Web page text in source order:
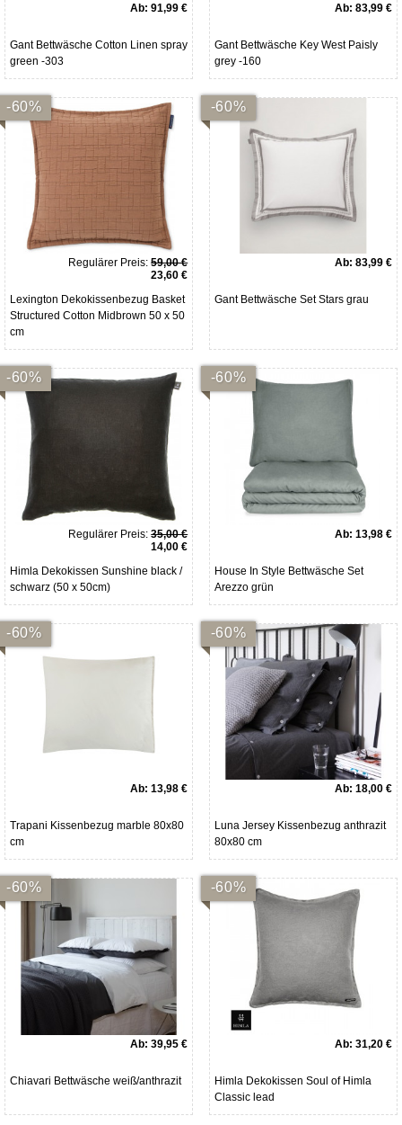
Ab: 91,99 €
Gant Bettwäsche Cotton Linen spray
green -303
Ab: 83,99 €
Gant Bettwäsche Key West Paisly
grey -160
-60%
Regulärer Preis: 59,00 €
23,60 €
Lexington Dekokissenbezug Basket
Structured Cotton Midbrown 50 x 50
cm
-60%
Ab: 83,99 €
Gant Bettwäsche Set Stars grau
-60%
Regulärer Preis: 35,00 €
14,00 €
Himla Dekokissen Sunshine black /
schwarz (50 x 50cm)
-60%
Ab: 13,98 €
House In Style Bettwäsche Set
Arezzo grün
-60%
Ab: 13,98 €
Trapani Kissenbezug marble 80x80
cm
-60%
Ab: 18,00 €
Luna Jersey Kissenbezug anthrazit
80x80 cm
-60%
Ab: 39,95 €
Chiavari Bettwäsche weiß/anthrazit
-60%
Ab: 31,20 €
Himla Dekokissen Soul of Himla
Classic lead